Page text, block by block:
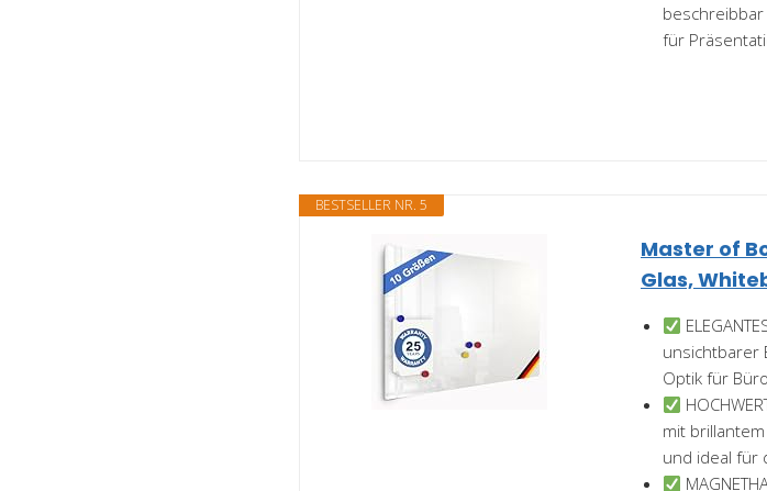
für
BESTSELLER NR. 5
Master of
Glas,
unsichtbarer
Optik für
mit
und ideal für